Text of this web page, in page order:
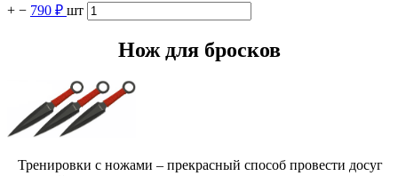
+ − 790 ₽ шт
Нож для бросков
Тренировки с ножами – прекрасный способ провести досуг